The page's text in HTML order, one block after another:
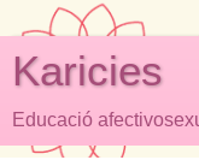
Karicies
Educació